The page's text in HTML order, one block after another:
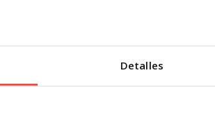
Detalles